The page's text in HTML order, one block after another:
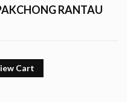
RANTAU
Cart